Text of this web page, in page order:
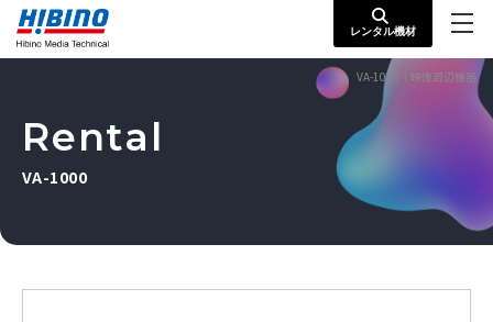
レンタル機材
VA-1000｜映像周辺機器
Rental
VA-1000